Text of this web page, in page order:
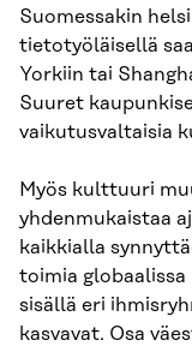
Suomessakin
tietotyöläisellä
Yorkiin tai
Suuret
vaikutusvaltaisia
Myös kulttuuri
yhdenmukaistaa
kaikkialla
toimia globaalissa
sisällä eri
kasvavat. Osa